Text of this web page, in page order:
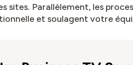
sites. Parallèlement, les
et soulagent votre